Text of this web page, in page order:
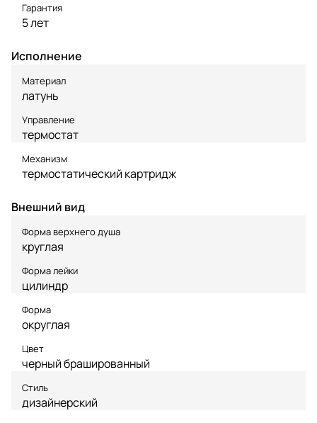
Гарантия
5 лет
Исполнение
Материал
латунь
Управление
термостат
Механизм
термостатический картридж
Внешний вид
Форма верхнего душа
круглая
Форма лейки
цилиндр
Форма
округлая
Цвет
черный брашированный
Стиль
дизайнерский